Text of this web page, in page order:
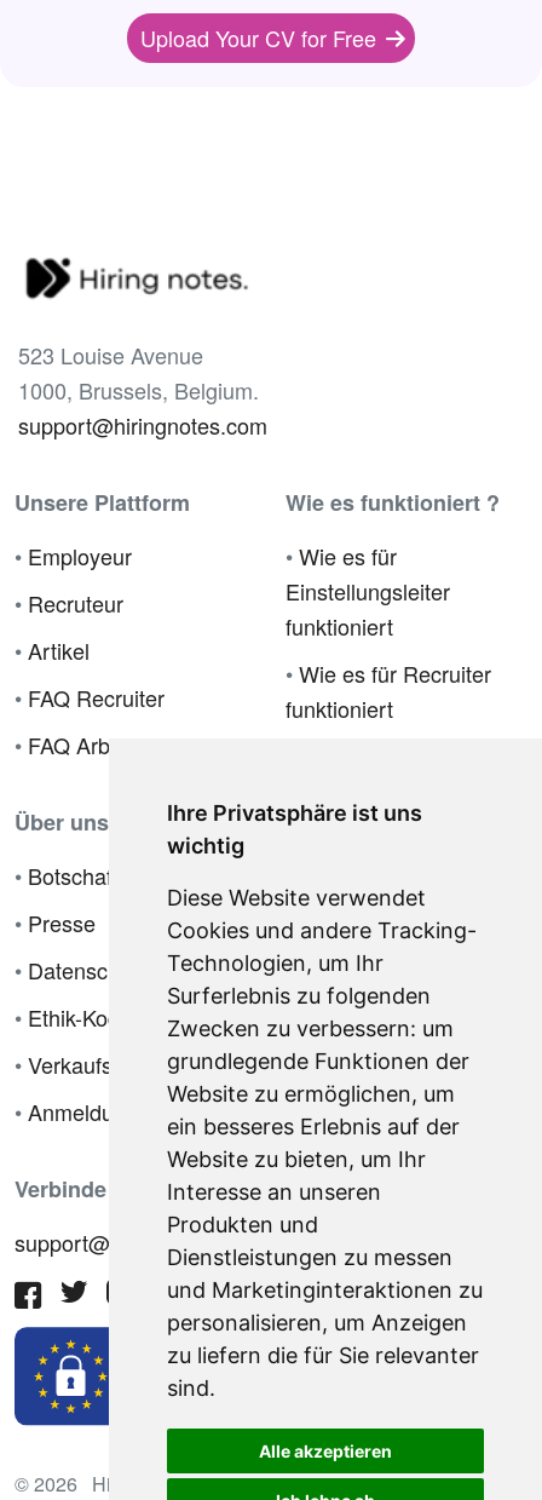
Ihre Privatsphäre ist uns
wichtig
Diese Website verwendet
Cookies und andere Tracking-
Technologien, um Ihr
Surferlebnis zu folgenden
Zwecken zu verbessern: um
grundlegende Funktionen der
Website zu ermöglichen, um
ein besseres Erlebnis auf der
Website zu bieten, um Ihr
Interesse an unseren
Produkten und
Dienstleistungen zu messen
und Marketinginteraktionen zu
personalisieren, um Anzeigen
zu liefern die für Sie relevanter
sind.
Alle akzeptieren
Upload Your CV for Free
523 Louise Avenue
1000, Brussels, Belgium.
support@hiringnotes.com
Unsere Plattform
• Employeur
• Recruteur
•Artikel
• FAQ Recruiter
• FAQ Arbeitgeber
Wie es funktioniert ?
•Wie es für
Einstellungsleiter
funktioniert
•Wie es für Recruiter
funktioniert
Über uns
• Botschafterprogramm
• Presse
• Datenschutzrichtlinie
• Ethik-Kodex
•Verkaufsbedingungen
•Anmeldung
Verbinde dich mit uns
support@hiringnotes.com
© 2026 Hiring Notes. Internationale Rekrutierungsplattform